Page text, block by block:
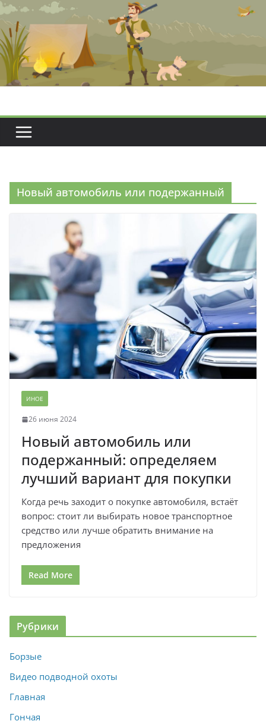
Перейти
содержимому
Новый автомобиль или подержанный
ИНОЕ
26 июня 2024
Новый автомобиль или
подержанный: определяем
лучший вариант для покупки
Когда речь заходит о покупке автомобиля, встаёт
вопрос: стоит ли выбирать новое транспортное
средство или лучше обратить внимание на
предложения
Read More
Рубрики
Борзые
Видео подводной охоты
Главная
Гончая